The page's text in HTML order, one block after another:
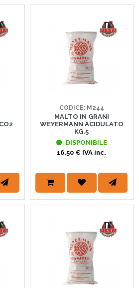
CODICE: M244
MALTO IN GRANI
WEYERMANN ACIDULATO
KG.5
DISPONIBILE
16,50 € IVA inc.